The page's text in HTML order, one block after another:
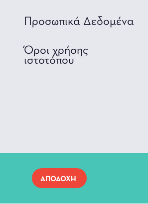
Προσωπικά Δεδομένα
Όροι χρήσης
ιστοτόπου
ΑΠΟΔΟΧΗ